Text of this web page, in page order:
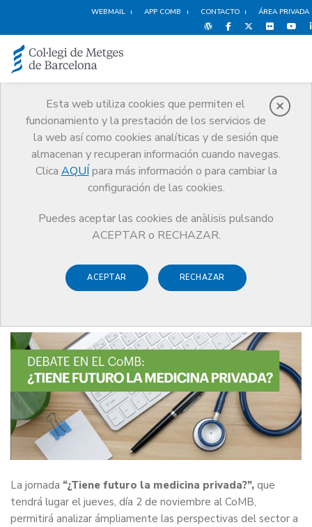
WEBMAIL APP COMB CONTACTO ÁREA PRIVADA
Esta web utiliza cookies que permiten el
funcionamiento y la prestación de los servicios de
la web así como cookies analíticas y de sesión que
almacenan y recuperan información cuando navegas.
Clica AQUÍ para más información o para cambiar la
configuración de las cookies.
Puedes aceptar las cookies de anàlisis pulsando
ACEPTAR o RECHAZAR.
ACEPTAR RECHAZAR
Noticias
Comunicación
Noticias
Jornada de debate: “¿Tiene futuro la medicina privada?”
31 OCTUBRE DE 2017
Jornada de debate: “¿Tiene
La jornada “¿Tiene futuro la medicina privada?”, que
tendrá lugar el jueves, día 2 de noviembre al CoMB,
permitirá analizar ámpliamente las perspectivas del sector a